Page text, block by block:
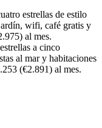
estrellas de estilo
wifi, café gratis y
al mes.
a cinco
al mar y habitaciones
(€2.891) al mes.